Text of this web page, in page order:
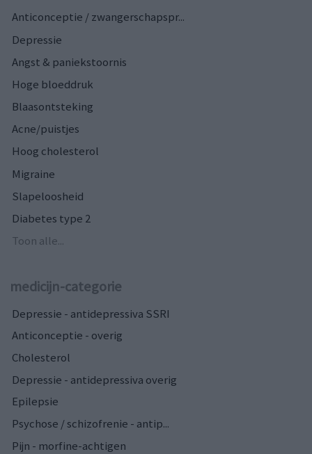
Anticonceptie / zwangerschapspr...
Depressie
Angst & paniekstoornis
Hoge bloeddruk
Blaasontsteking
Acne/puistjes
Hoog cholesterol
Migraine
Slapeloosheid
Diabetes type 2
Toon alle...
medicijn-categorie
Depressie - antidepressiva SSRI
Anticonceptie - overig
Cholesterol
Depressie - antidepressiva overig
Epilepsie
Psychose / schizofrenie - antip...
Pijn - morfine-achtigen